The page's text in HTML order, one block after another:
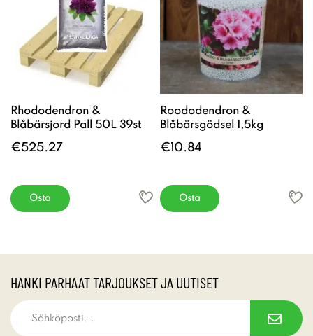
Rhododendron &
Blåbärsjord Pall 50L 39st
€525.27
Osta
Roododendron &
Blåbärsgödsel 1,5kg
€10.84
Osta
HANKI PARHAAT TARJOUKSET JA UUTISET